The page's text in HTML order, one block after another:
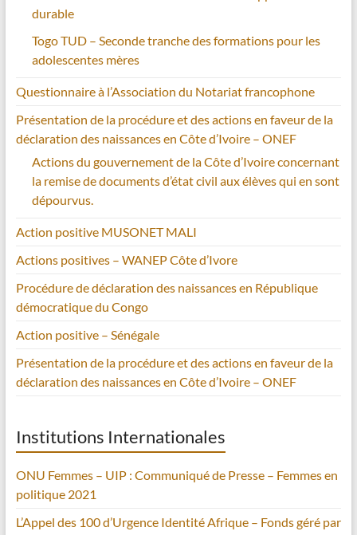
durable
Togo TUD – Seconde tranche des formations pour les
adolescentes mères
Questionnaire à l’Association du Notariat francophone
Présentation de la procédure et des actions en faveur de la
déclaration des naissances en Côte d’Ivoire – ONEF
Actions du gouvernement de la Côte d’Ivoire concernant
la remise de documents d’état civil aux élèves qui en sont
dépourvus.
Action positive MUSONET MALI
Actions positives – WANEP Côte d’Ivore
Procédure de déclaration des naissances en République
démocratique du Congo
Action positive – Sénégale
Présentation de la procédure et des actions en faveur de la
déclaration des naissances en Côte d’Ivoire – ONEF
Institutions Internationales
ONU Femmes – UIP : Communiqué de Presse – Femmes en
politique 2021
L’Appel des 100 d’Urgence Identité Afrique – Fonds géré par